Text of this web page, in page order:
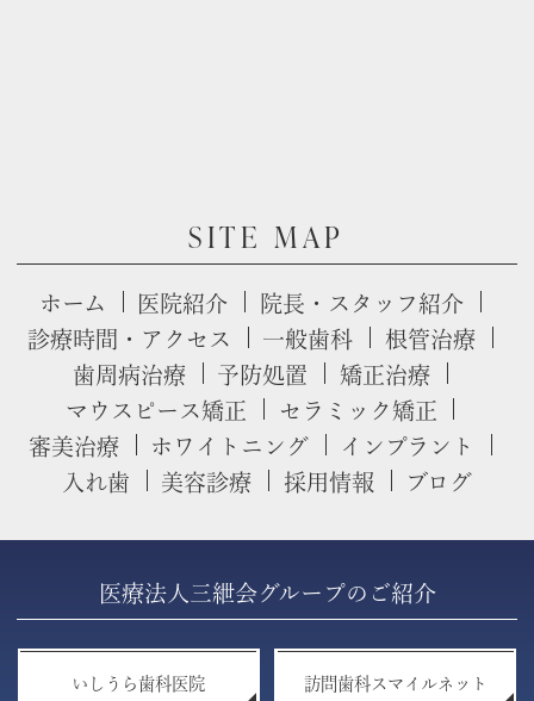
SITE MAP
ホーム 医院紹介
院長・スタッフ紹介
診療時間・アクセス
一般歯科
根管治療
歯周病治療
予防処置
矯正治療
マウスピース矯正
セラミック矯正
審美治療
ホワイトニング
インプラント
入れ歯
美容診療 採用情報 ブログ
医療法人三紲会グループのご紹介
いしうら歯科医院 訪問歯科スマイルネット